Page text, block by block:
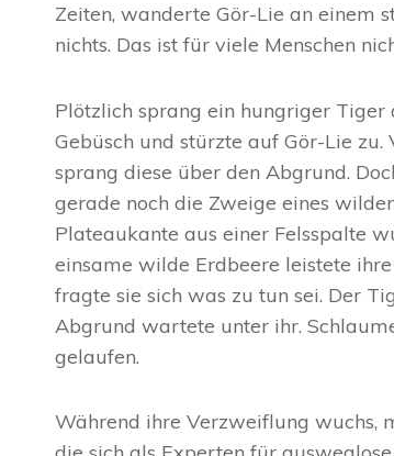
Zeiten, wanderte Gör-Lie an einem
nichts. Das ist für viele Menschen
Plötzlich sprang ein hungriger Tiger
Gebüsch und stürzte auf Gör-Lie
sprang diese über den Abgrund.
gerade noch die Zweige eines
Plateaukante aus einer Felsspalte
einsame wilde Erdbeere leistete
fragte sie sich was zu tun sei. Der
Abgrund wartete unter ihr.
gelaufen.
Während ihre Verzweiflung wuchs,